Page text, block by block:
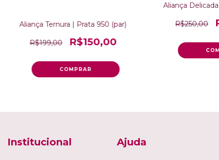
Aliança Ternura | Prata 950 (par)
R$199,00 R$150,00
Aliança
R$250,00
Institucional Ajuda